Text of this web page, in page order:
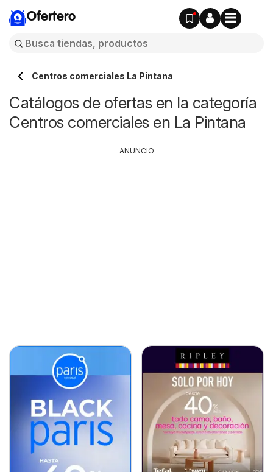
Ofertero
Centros comerciales La Pintana
Catálogos de ofertas en la categoría
Centros comerciales en La Pintana
ANUNCIO